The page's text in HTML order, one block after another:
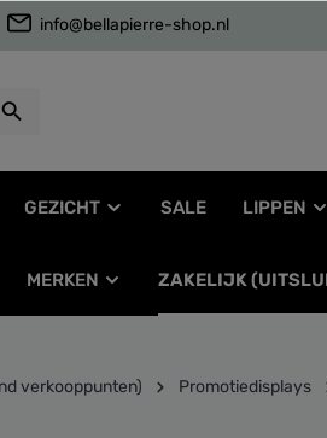
info@bellapierre-shop.nl
GEZICHT SALE LIPPEN
MERKEN ZAKELIJK
verkooppunten) Promotiedisplays